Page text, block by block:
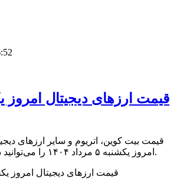
قیمت بیت کوین، اتریوم و سایر ارز‌های
امروز یکشنبه ۵ مرداد ۱۴۰۴ را می‌توانید در اینجا مشاهده نمایید.